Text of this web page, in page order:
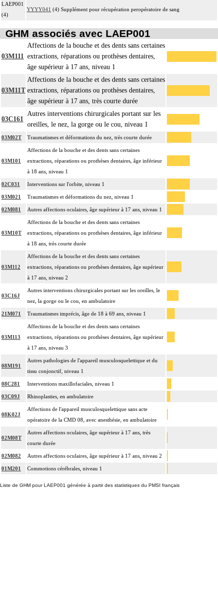
LAEP001
(4)
YYYY041 (4) Supplément pour récupération peropératoire de sang
GHM associés avec LAEP001
03M111
Affections de la bouche et des dents sans certaines
extractions, réparations ou prothèses dentaires,
âge supérieur à 17 ans, niveau 1
03M11T
Affections de la bouche et des dents sans certaines
extractions, réparations ou prothèses dentaires,
âge supérieur à 17 ans, très courte durée
03C161
Autres interventions chirurgicales portant sur les
oreilles, le nez, la gorge ou le cou, niveau 1
03M02T Traumatismes et déformations du nez, très courte durée
03M101
Affections de la bouche et des dents sans certaines
extractions, réparations ou prothèses dentaires, âge inférieur
à 18 ans, niveau 1
02C031 Interventions sur l'orbite, niveau 1
03M021 Traumatismes et déformations du nez, niveau 1
02M081 Autres affections oculaires, âge supérieur à 17 ans, niveau 1
03M10T
Affections de la bouche et des dents sans certaines
extractions, réparations ou prothèses dentaires, âge inférieur
à 18 ans, très courte durée
03M112
Affections de la bouche et des dents sans certaines
extractions, réparations ou prothèses dentaires, âge supérieur
à 17 ans, niveau 2
03C16J
Autres interventions chirurgicales portant sur les oreilles, le
nez, la gorge ou le cou, en ambulatoire
21M071 Traumatismes imprécis, âge de 18 à 69 ans, niveau 1
03M113
Affections de la bouche et des dents sans certaines
extractions, réparations ou prothèses dentaires, âge supérieur
à 17 ans, niveau 3
08M191
Autres pathologies de l'appareil musculosquelettique et du
tissu conjonctif, niveau 1
08C281 Interventions maxillofaciales, niveau 1
03C09J Rhinoplasties, en ambulatoire
08K02J
Affections de l'appareil musculosquelettique sans acte
opératoire de la CMD 08, avec anesthésie, en ambulatoire
02M08T
Autres affections oculaires, âge supérieur à 17 ans, très
courte durée
02M082 Autres affections oculaires, âge supérieur à 17 ans, niveau 2
01M201 Commotions cérébrales, niveau 1
Liste de GHM pour LAEP001 générée à partir des statistiques du PMSI français